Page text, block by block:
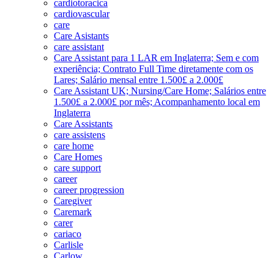
cardiotoracica
cardiovascular
care
Care Asistants
care assistant
Care Assistant para 1 LAR em Inglaterra; Sem e com
experiência; Contrato Full Time diretamente com os
Lares; Salário mensal entre 1.500£ a 2.000£
Care Assistant UK; Nursing/Care Home; Salários entre
1.500£ a 2.000£ por mês; Acompanhamento local em
Inglaterra
Care Assistants
care assistens
care home
Care Homes
care support
career
career progression
Caregiver
Caremark
carer
cariaco
Carlisle
Carlow